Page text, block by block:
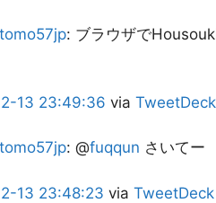
: ブラウザで
13 23:49:36 via TweetDeck
: @fuqqun さいてー
13 23:48:23 via TweetDeck